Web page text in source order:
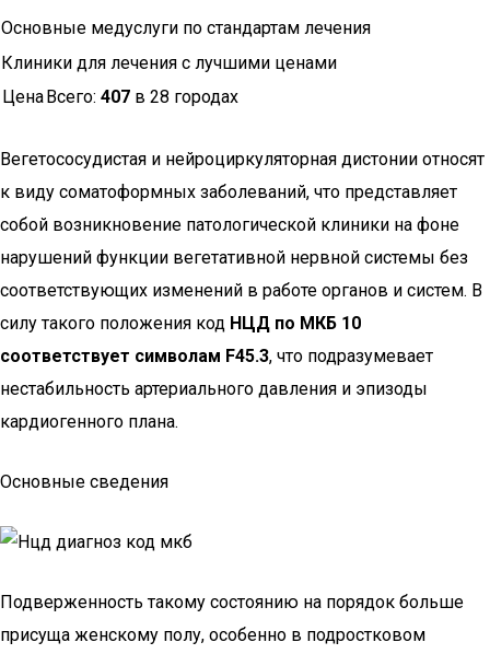
Основные медуслуги по стандартам лечения
Клиники для лечения с лучшими ценами
ЦенаВсего: 407 в 28 городах
Вегетососудистая и нейроциркуляторная дистонии относят
к виду соматоформных заболеваний, что представляет
собой возникновение патологической клиники на фоне
нарушений функции вегетативной нервной системы без
соответствующих изменений в работе органов и систем. В
силу такого положения код НЦД по МКБ 10
соответствует символам F45.3, что подразумевает
нестабильность артериального давления и эпизоды
кардиогенного плана.
Основные сведения
Подверженность такому состоянию на порядок больше
присуща женскому полу, особенно в подростковом